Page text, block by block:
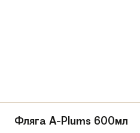
от 47,5 до 51,5 см
Фляга A-Plums 600мл